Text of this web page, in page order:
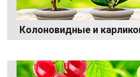
Колоновидные и